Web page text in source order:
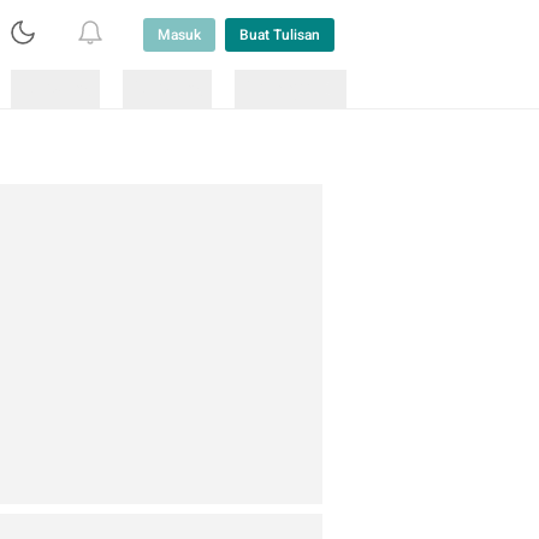
Masuk Buat Tulisan